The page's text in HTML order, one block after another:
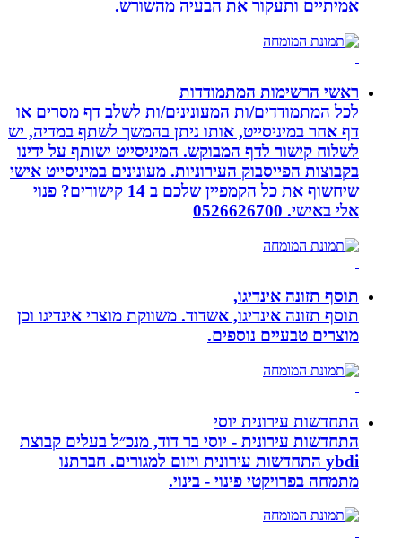
אמיתיים ותעקור את הבעיה מהשורש.
ראשי הרשימות המתמודדות
לכל המתמודדים/ות המעונינים/ות לשלב דף מסרים או
דף אחר במיניסייט, אותו ניתן בהמשך לשתף במדיה, יש
לשלוח קישור לדף המבוקש. המיניסייט ישותף על ידינו
בקבוצות הפייסבוק העירוניות. מעונינים במיניסייט אישי
שיחשוף את כל הקמפיין שלכם ב 14 קישורים? פנוי
אלי באישי. 0526626700
תוסף תזונה אינדיגו,
תוסף תזונה אינדיגו, אשדוד. משווקת מוצרי אינדיגו וכן
מוצרים טבעיים נוספים.
התחדשות עירונית יוסי
התחדשות עירונית - יוסי בר דוד, מנכ״ל בעלים קבוצת
ybdi התחדשות עירונית ויזום למגורים. חברתנו
מתמחה בפרויקטי פינוי - בינוי.